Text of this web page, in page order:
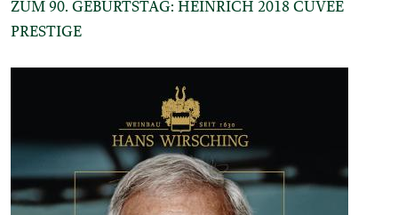
ZUM 90. GEBURTSTAG: HEINRICH 2018 CUVÉE
PRESTIGE